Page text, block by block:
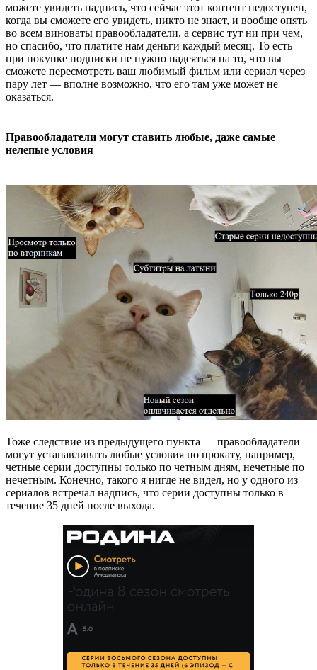
можете увидеть надпись, что сейчас этот контент недоступен,
когда вы сможете его увидеть, никто не знает, и вообще опять
во всем виноваты правообладатели, а сервис тут ни при чем,
но спасибо, что платите нам деньги каждый месяц. То есть
при покупке подписки не нужно надеяться на то, что вы
сможете пересмотреть ваш любимый фильм или сериал через
пару лет — вполне возможно, что его там уже может не
оказаться.
Правообладатели могут ставить любые, даже самые
нелепые условия
Тоже следствие из предыдущего пункта — правообладатели
могут устанавливать любые условия по прокату, например,
четные серии доступны только по четным дням, нечетные по
нечетным. Конечно, такого я нигде не видел, но у одного из
сериалов встречал надпись, что серии доступны только в
течение 35 дней после выхода.